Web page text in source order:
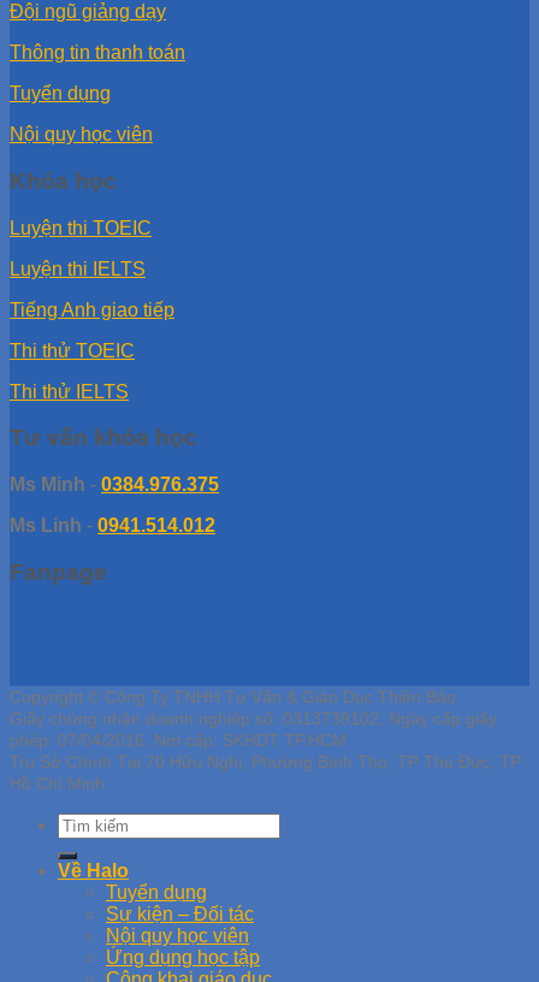
Đội ngũ giảng dạy
Thông tin thanh toán
Tuyển dụng
Nội quy học viên
Khóa học
Luyện thi TOEIC
Luyện thi IELTS
Tiếng Anh giao tiếp
Thi thử TOEIC
Thi thử IELTS
Tư vấn khóa học
Ms Minh - 0384.976.375
Ms Linh - 0941.514.012
Fanpage
Copyright © Công Ty TNHH Tư Vấn & Giáo Dục Thiên Bảo
Giấy chứng nhận doanh nghiệp số: 0313739102, Ngày cấp giấy
phép: 07/04/2016, Nơi cấp: SKHDT TP.HCM
Trụ Sở Chính Tại 70 Hữu Nghị, Phường Bình Thọ, TP Thủ Đức, TP
Hồ Chí Minh
Về Halo
Tuyển dụng
Sự kiện – Đối tác
Nội quy học viên
Ứng dụng học tập